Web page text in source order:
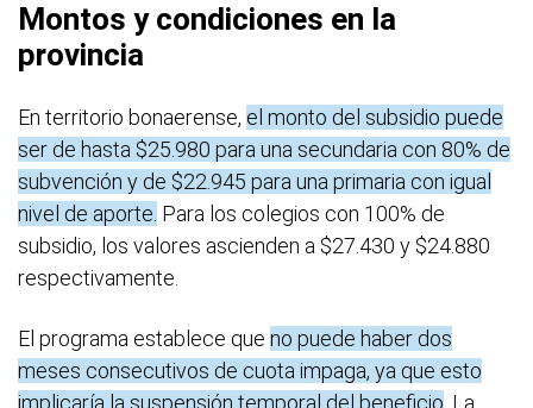
Montos y condiciones en la
provincia
En territorio bonaerense, el monto del subsidio puede
ser de hasta $25.980 para una secundaria con 80% de
subvención y de $22.945 para una primaria con igual
nivel de aporte. Para los colegios con 100% de
subsidio, los valores ascienden a $27.430 y $24.880
respectivamente.
El programa establece que no puede haber dos
meses consecutivos de cuota impaga, ya que esto
implicaría la suspensión temporal del beneficio . La